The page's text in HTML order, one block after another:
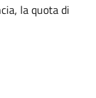
la quota di